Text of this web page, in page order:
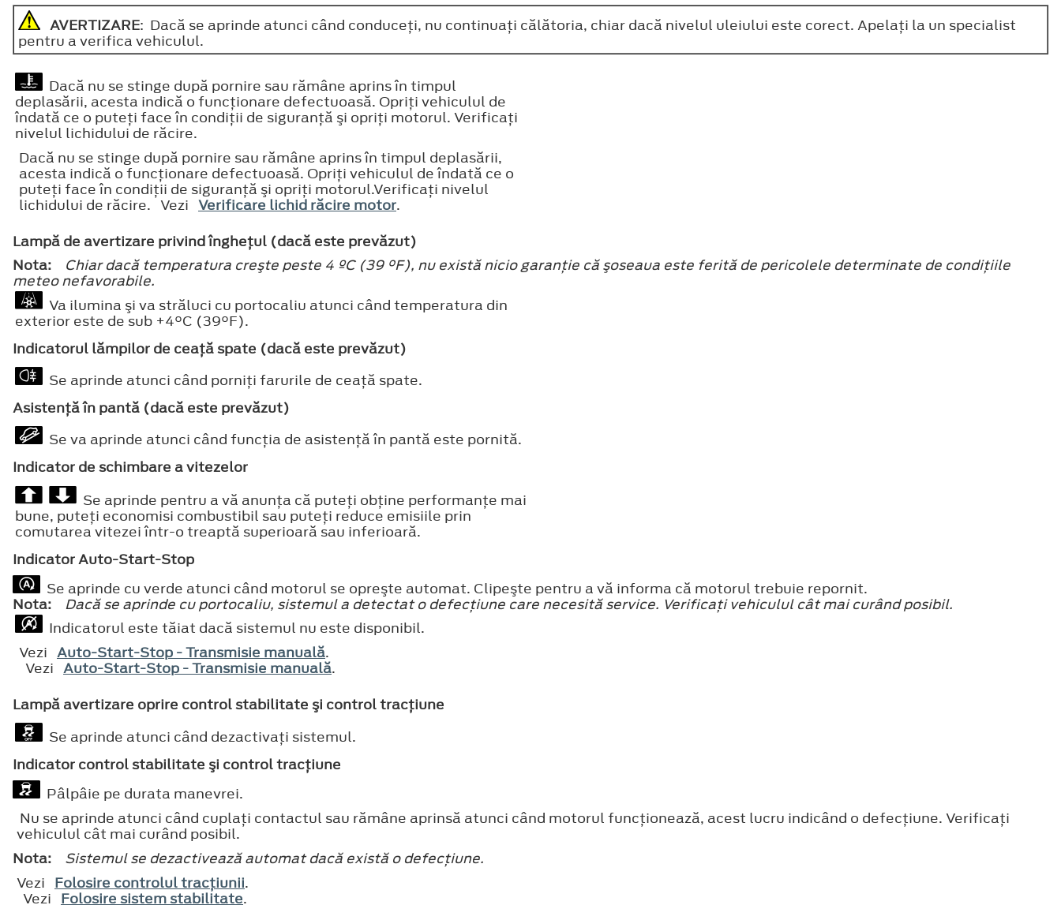
AVERTIZARE: Dacă se aprinde atunci când conduceţi, nu continuaţi călătoria, chiar dacă nivelul uleiului este corect. Apelaţi la un specialist
pentru a verifica vehiculul.
Dacă nu se stinge după pornire sau rămâne aprins în timpul
deplasării, acesta indică o funcţionare defectuoasă. Opriţi vehiculul de
îndată ce o puteţi face în condiţii de siguranţă şi opriţi motorul. Verificaţi
nivelul lichidului de răcire.
Dacă nu se stinge după pornire sau rămâne aprins în timpul deplasării,
acesta indică o funcţionare defectuoasă. Opriţi vehiculul de îndată ce o
puteţi face în condiţii de siguranţă şi opriţi motorul.Verificaţi nivelul
lichidului de răcire. Vezi Verificare lichid răcire motor.
Lampă de avertizare privind îngheţul (dacă este prevăzut)
Nota:
Chiar dacă temperatura creşte peste 4 ºC (39 °F), nu există nicio garanţie că şoseaua este ferită de pericolele determinate de condiţiile
meteo nefavorabile.
Va ilumina şi va străluci cu portocaliu atunci când temperatura din
exterior este de sub +4°C (39°F).
Indicatorul lămpilor de ceaţă spate (dacă este prevăzut)
Se aprinde atunci când porniţi farurile de ceaţă spate.
Asistenţă în pantă (dacă este prevăzut)
Se va aprinde atunci când funcţia de asistenţă în pantă este pornită.
Indicator de schimbare a vitezelor
Se aprinde pentru a vă anunţa că puteţi obţine performanţe mai
bune, puteţi economisi combustibil sau puteţi reduce emisiile prin
comutarea vitezei într-o treaptă superioară sau inferioară.
Indicator Auto-Start-Stop
Se aprinde cu verde atunci când motorul se opreşte automat. Clipeşte pentru a vă informa că motorul trebuie repornit.
Nota:
Dacă se aprinde cu portocaliu, sistemul a detectat o defecţiune care necesită service. Verificaţi vehiculul cât mai curând posibil.
Indicatorul este tăiat dacă sistemul nu este disponibil.
Vezi Auto-Start-Stop - Transmisie manuală.
Vezi Auto-Start-Stop - Transmisie manuală.
Lampă avertizare oprire control stabilitate şi control tracţiune
Se aprinde atunci când dezactivaţi sistemul.
Indicator control stabilitate şi control tracţiune
Pâlpâie pe durata manevrei.
Nu se aprinde atunci când cuplaţi contactul sau rămâne aprinsă atunci când motorul funcţionează, acest lucru indicând o defecţiune. Verificaţi
vehiculul cât mai curând posibil.
Nota:
Sistemul se dezactivează automat dacă există o defecţiune.
Vezi Folosire controlul tracţiunii.
Vezi Folosire sistem stabilitate.